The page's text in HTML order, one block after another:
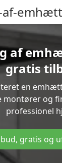
af
gratis
en
montører og
professionel
gratis og